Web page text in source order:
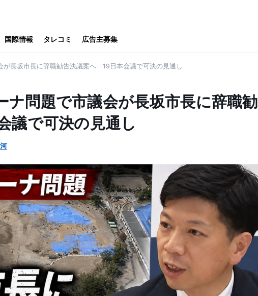
国際情報 タレコミ 広告主募集
が長坂市長に辞職勧告決議案へ 19日本会議で可決の見通し
ナ問題で市議会が長坂市長に辞職勧
で可決の見通し